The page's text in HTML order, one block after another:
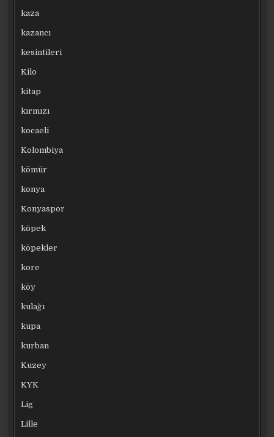
kaza
kazancı
kesintileri
Kilo
kitap
kırmızı
kocaeli
Kolombiya
kömür
konya
Konyaspor
köpek
köpekler
kore
köy
kulağı
kupa
kurban
Kuzey
KYK
Lig
Lille